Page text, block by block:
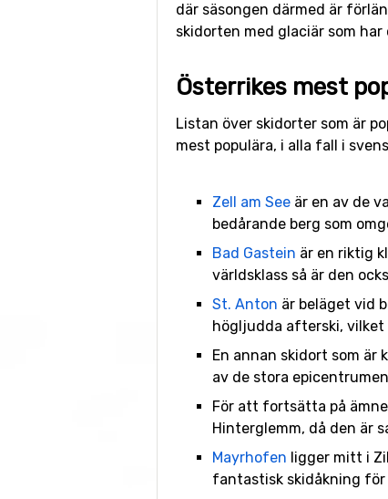
där säsongen därmed är
skidorten med glaciär som har
Österrikes mest
Listan över skidorter som är
mest populära, i alla fall i
Zell am See är en av de
bedårande berg som
Bad Gastein är en riktig
världsklass så är den
St. Anton är beläget vid
högljudda afterski, vilket
En annan skidort som är
av de stora
För att fortsätta på
Hinterglemm, då den är
Mayrhofen ligger mitt i
fantastisk skidåkning för